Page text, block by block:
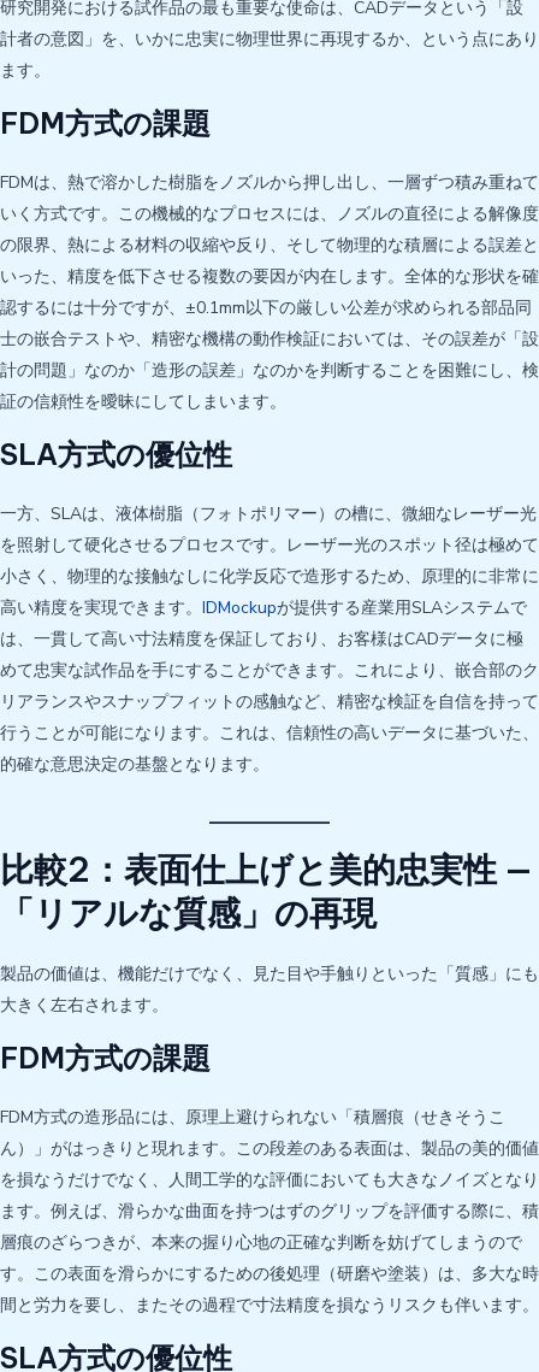
研究開発における試作品の最も重要な使命は、CADデータという「設
計者の意図」を、いかに忠実に物理世界に再現するか、という点にあり
ます。
FDM方式の課題
FDMは、熱で溶かした樹脂をノズルから押し出し、一層ずつ積み重ねて
いく方式です。この機械的なプロセスには、ノズルの直径による解像度
の限界、熱による材料の収縮や反り、そして物理的な積層による誤差と
いった、精度を低下させる複数の要因が内在します。全体的な形状を確
認するには十分ですが、±0.1mm以下の厳しい公差が求められる部品同
士の嵌合テストや、精密な機構の動作検証においては、その誤差が「設
計の問題」なのか「造形の誤差」なのかを判断することを困難にし、検
証の信頼性を曖昧にしてしまいます。
SLA方式の優位性
一方、SLAは、液体樹脂（フォトポリマー）の槽に、微細なレーザー光
を照射して硬化させるプロセスです。レーザー光のスポット径は極めて
小さく、物理的な接触なしに化学反応で造形するため、原理的に非常に
高い精度を実現できます。 IDMockupが提供する産業用SLAシステムで
は、一貫して高い寸法精度を保証しており、お客様はCADデータに極
めて忠実な試作品を手にすることができます。これにより、嵌合部のク
リアランスやスナップフィットの感触など、精密な検証を自信を持って
行うことが可能になります。これは、信頼性の高いデータに基づいた、
的確な意思決定の基盤となります。
比較2：表面仕上げと美的忠実性 —
「リアルな質感」の再現
製品の価値は、機能だけでなく、見た目や手触りといった「質感」にも
大きく左右されます。
FDM方式の課題
FDM方式の造形品には、原理上避けられない「積層痕（せきそうこ
ん）」がはっきりと現れます。この段差のある表面は、製品の美的価値
を損なうだけでなく、人間工学的な評価においても大きなノイズとなり
ます。例えば、滑らかな曲面を持つはずのグリップを評価する際に、積
層痕のざらつきが、本来の握り心地の正確な判断を妨げてしまうので
す。この表面を滑らかにするための後処理（研磨や塗装）は、多大な時
間と労力を要し、またその過程で寸法精度を損なうリスクも伴います。
SLA方式の優位性